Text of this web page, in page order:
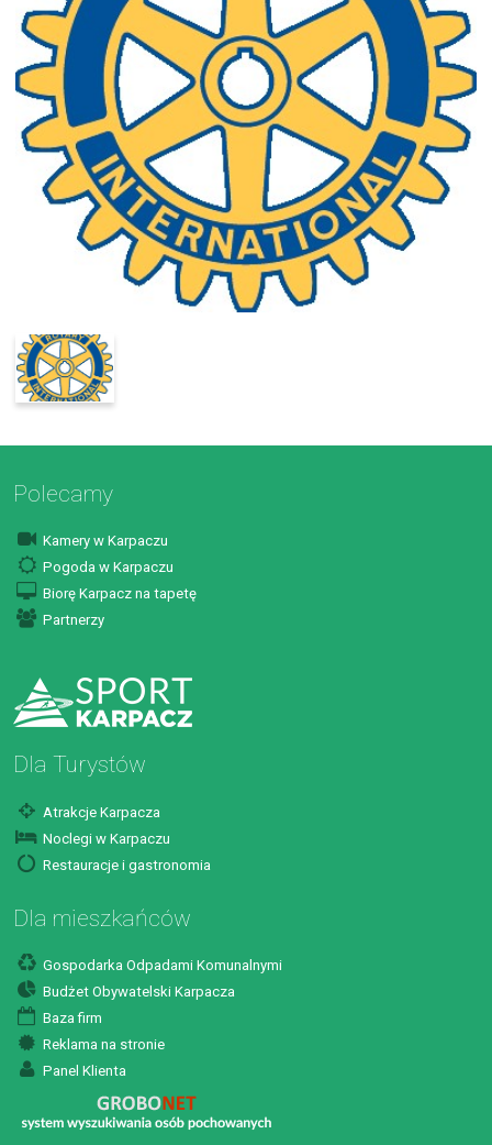
Polecamy
Kamery w Karpaczu
Pogoda w Karpaczu
Biorę Karpacz na tapetę
Partnerzy
Dla Turystów
Atrakcje Karpacza
Noclegi w Karpaczu
Restauracje i gastronomia
Dla mieszkańców
Gospodarka Odpadami Komunalnymi
Budżet Obywatelski Karpacza
Baza firm
Reklama na stronie
Panel Klienta